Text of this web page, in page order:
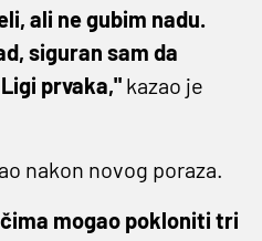
ali ne gubim nadu.
siguran sam da
prvaka," kazao je
nakon novog poraza.
mogao pokloniti tri